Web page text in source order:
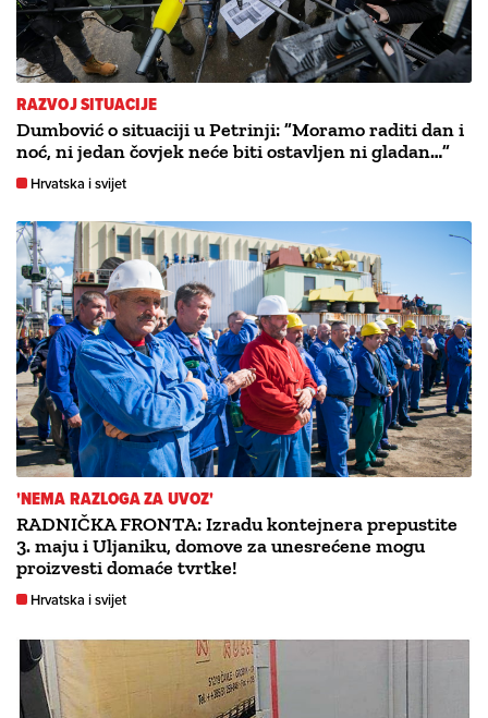
RAZVOJ SITUACIJE
Dumbović o situaciji u Petrinji: ”Moramo raditi dan i
noć, ni jedan čovjek neće biti ostavljen ni gladan…”
Hrvatska i svijet
'NEMA RAZLOGA ZA UVOZ'
RADNIČKA FRONTA: Izradu kontejnera prepustite
3. maju i Uljaniku, domove za unesrećene mogu
proizvesti domaće tvrtke!
Hrvatska i svijet